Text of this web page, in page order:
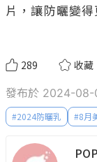
片，讓防曬變得
289 收藏
發布於 2024-
#2024防曬乳 #8月